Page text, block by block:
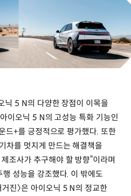
닉 5 N의 다양한 장점이 이목을
아이오닉 5 N의 고성능 특화 기능인
드+를 긍정적으로 평가했다. 또한
차를 멋지게 만드는 해결책을
조사가 추구해야 할 방향”이라며
성능을 강조했다. 이 밖에도
거진〉은 아이오닉 5 N의 정교한